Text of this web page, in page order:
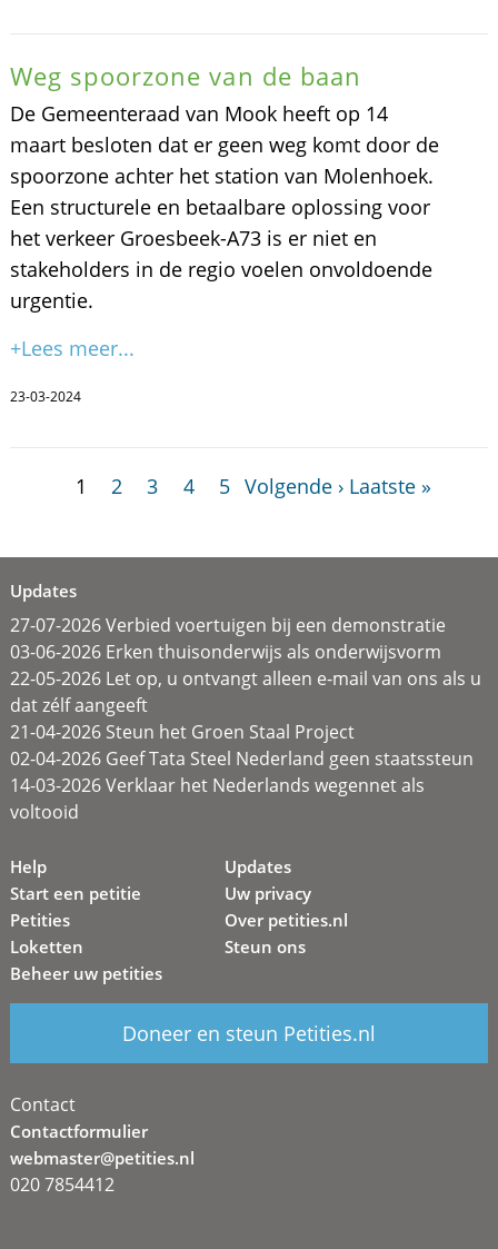
Weg spoorzone van de baan
De Gemeenteraad van Mook heeft op 14
maart besloten dat er geen weg komt door de
spoorzone achter het station van Molenhoek.
Een structurele en betaalbare oplossing voor
het verkeer Groesbeek-A73 is er niet en
stakeholders in de regio voelen onvoldoende
urgentie.
+Lees meer...
23-03-2024
1 2 3 4 5 Volgende › Laatste »
Updates
27-07-2026 Verbied voertuigen bij een demonstratie
03-06-2026 Erken thuisonderwijs als onderwijsvorm
22-05-2026 Let op, u ontvangt alleen e-mail van ons als u
dat zélf aangeeft
21-04-2026 Steun het Groen Staal Project
02-04-2026 Geef Tata Steel Nederland geen staatssteun
14-03-2026 Verklaar het Nederlands wegennet als
voltooid
Help
Start een petitie
Petities
Loketten
Beheer uw petities
Updates
Uw privacy
Over petities.nl
Steun ons
Doneer en steun Petities.nl
Contact
Contactformulier
webmaster@petities.nl
020 7854412